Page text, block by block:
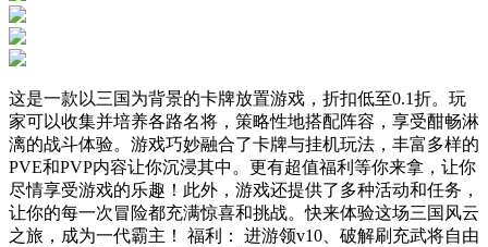
这是一款以三国为背景的卡牌放置游戏，折扣低至0.1折。玩
家可以收集并培养各路名将，策略性地搭配阵容，享受酣畅淋
漓的战斗体验。游戏巧妙融合了卡牌与挂机玩法，丰富多样的
PVE和PVP内容让你沉浸其中。更有超值福利等你来拿，让你
尽情享受游戏的乐趣！此外，游戏还提供了多种活动和任务，
让你的每一次冒险都充满惊喜和挑战。快来体验这场三国风云
之旅，成为一代霸主！ 福利： 进游领v10、破解刷充武将自由